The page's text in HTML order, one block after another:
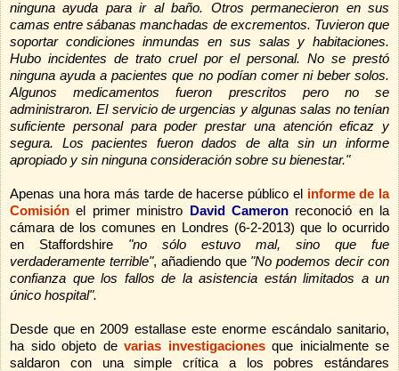
ninguna ayuda para ir al baño. Otros permanecieron en sus
camas entre sábanas manchadas de excrementos. Tuvieron que
soportar condiciones inmundas en sus salas y habitaciones.
Hubo incidentes de trato cruel por el personal. No se prestó
ninguna ayuda a pacientes que no podían comer ni beber solos.
Algunos medicamentos fueron prescritos pero no se
administraron. El servicio de urgencias y algunas salas no tenían
suficiente personal para poder prestar una atención eficaz y
segura. Los pacientes fueron dados de alta sin un informe
apropiado y sin ninguna consideración sobre su bienestar."
Apenas una hora más tarde de hacerse público el informe de la
Comisión el primer ministro David Cameronreconoció en la
cámara de los comunes en Londres (6-2-2013) que lo ocurrido
en Staffordshire "no sólo estuvo mal, sino que fue
verdaderamente terrible", añadiendo que "No podemos decir con
confianza que los fallos de la asistencia están limitados a un
único hospital".
Desde que en 2009 estallase este enorme escándalo sanitario,
ha sido objeto de varias investigacionesque inicialmente se
saldaron con una simple crítica a los pobres estándares